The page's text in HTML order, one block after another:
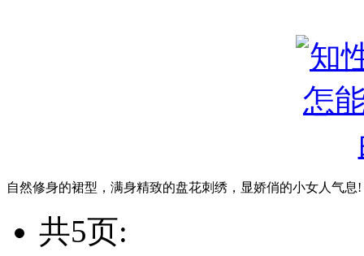
自然修身的裙型，满身精致的盘花刺绣，显娇俏的小女人气息!
共5页: